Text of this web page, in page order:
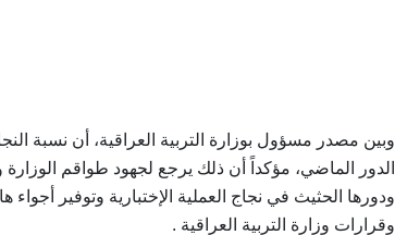
وبين مصدر مسؤول بوزارة التربية العراقية، أن نسبة
الدور الماضي، مؤكداً أن ذلك يرجع لجهود طواقم الوزارة
ودورها الحثيث في نجاج العملية الإختبارية وتوفير أجواء
وقرارات وزارة التربية العراقية .